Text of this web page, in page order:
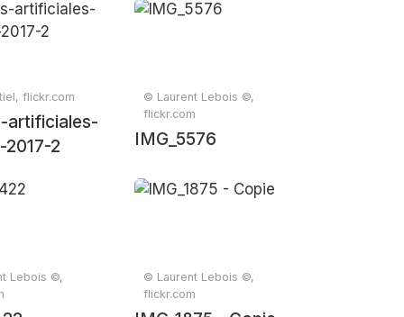
flickr.com
artificiales-
2017-2
© Laurent Lebois ©,
flickr.com
IMG_5576
Lebois ©,
© Laurent Lebois ©,
flickr.com